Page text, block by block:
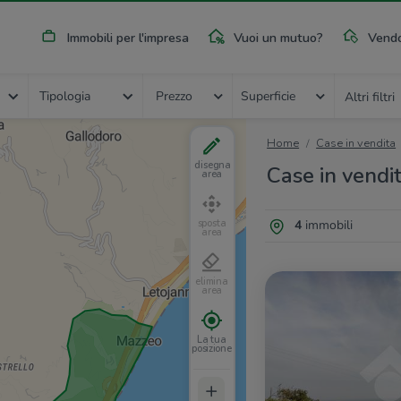
Immobili per l'impresa Vuoi un mutuo?
Tipologia Prezzo Superficie Altri filtri
Home Case in vendita
Case in
4immobili
disegna
area
sposta
area
elimina
area
La tua
posizione
+